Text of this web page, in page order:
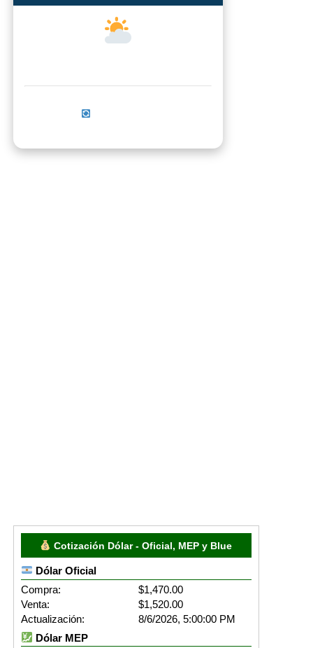
Cotización Dólar - Oficial, MEP y Blue
Dólar Oficial
Compra:
$1,470.00
Venta:
$1,520.00
Actualización:
8/6/2026, 5:00:00 PM
Dólar MEP